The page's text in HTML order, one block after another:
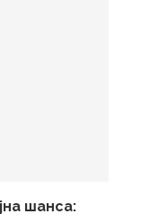
шанса: